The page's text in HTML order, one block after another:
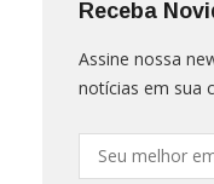
Receba
Assine nossa
notícias em sua